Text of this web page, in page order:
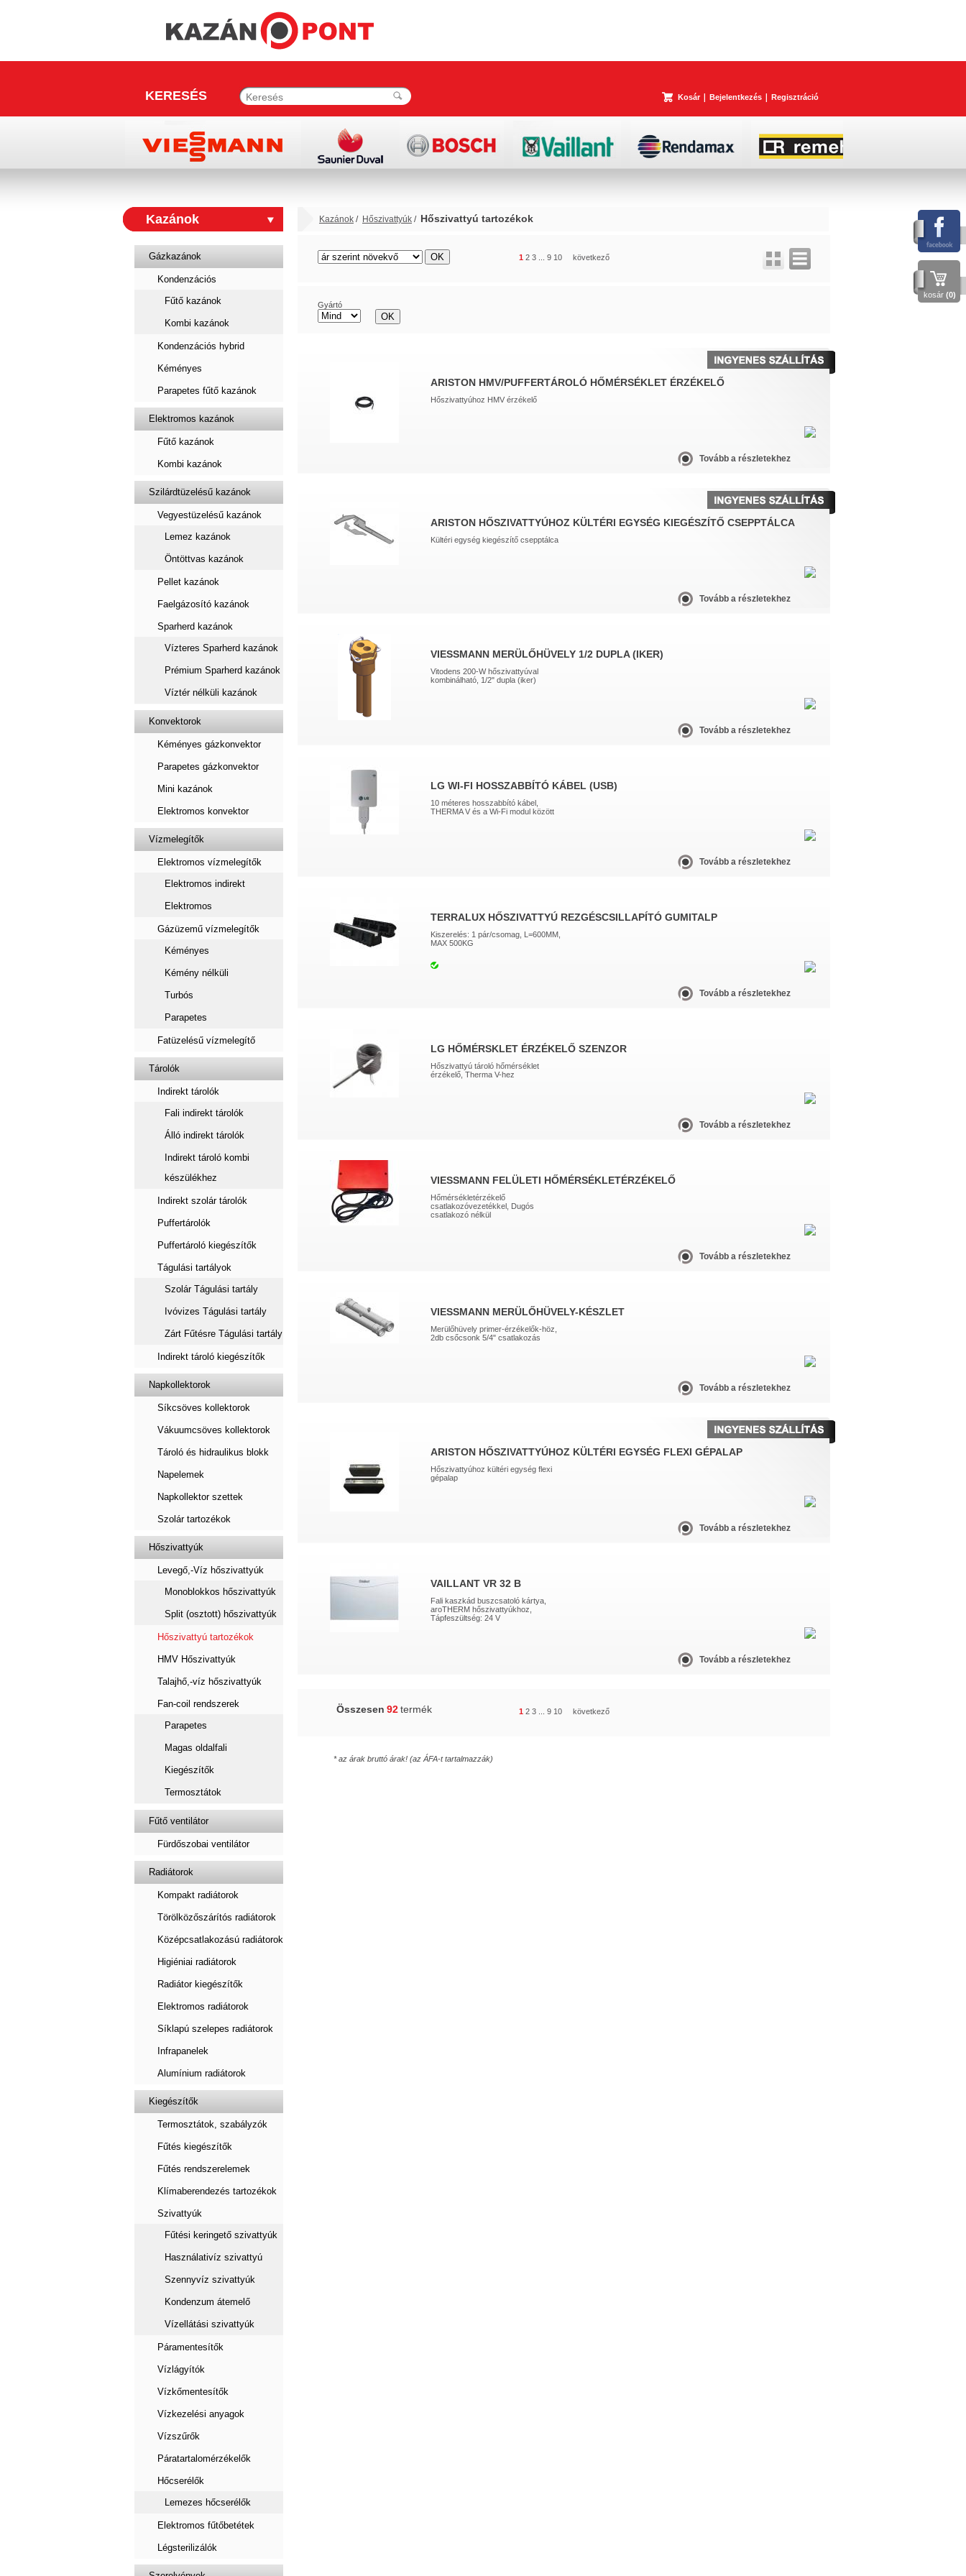
kosár (0)
KERESÉS Kosár Bejelentkezés Regisztráció
Kazánok
Gázkazánok
Kondenzációs
Fűtő kazánok
Kombi kazánok
Kondenzációs hybrid
Kéményes
Parapetes fűtő kazánok
Elektromos kazánok
Fűtő kazánok
Kombi kazánok
Szilárdtüzelésű kazánok
Vegyestüzelésű kazánok
Lemez kazánok
Öntöttvas kazánok
Pellet kazánok
Faelgázosító kazánok
Sparherd kazánok
Vízteres Sparherd kazánok
Prémium Sparherd kazánok
Víztér nélküli kazánok
Konvektorok
Kéményes gázkonvektor
Parapetes gázkonvektor
Mini kazánok
Elektromos konvektor
Vízmelegítők
Elektromos vízmelegítők
Elektromos indirekt
Elektromos
Gázüzemű vízmelegítők
Kéményes
Kémény nélküli
Turbós
Parapetes
Fatüzelésű vízmelegítő
Tárolók
Indirekt tárolók
Fali indirekt tárolók
Álló indirekt tárolók
Indirekt tároló kombi
készülékhez
Indirekt szolár tárolók
Puffertárolók
Puffertároló kiegészítők
Tágulási tartályok
Szolár Tágulási tartály
Ivóvizes Tágulási tartály
Zárt Fűtésre Tágulási tartály
Indirekt tároló kiegészítők
Napkollektorok
Síkcsöves kollektorok
Vákuumcsöves kollektorok
Tároló és hidraulikus blokk
Napelemek
Napkollektor szettek
Szolár tartozékok
Hőszivattyúk
Levegő,-Víz hőszivattyúk
Monoblokkos hőszivattyúk
Split (osztott) hőszivattyúk
Hőszivattyú tartozékok
HMV Hőszivattyúk
Talajhő,-víz hőszivattyúk
Fan-coil rendszerek
Parapetes
Magas oldalfali
Kiegészítők
Termosztátok
Fűtő ventilátor
Fürdőszobai ventilátor
Radiátorok
Kompakt radiátorok
Törölközőszárítós radiátorok
Középcsatlakozású radiátorok
Higiéniai radiátorok
Radiátor kiegészítők
Elektromos radiátorok
Síklapú szelepes radiátorok
Infrapanelek
Alumínium radiátorok
Kiegészítők
Termosztátok, szabályzók
Fűtés kiegészítők
Fűtés rendszerelemek
Klímaberendezés tartozékok
Szivattyúk
Fűtési keringető szivattyúk
Használativíz szivattyú
Szennyvíz szivattyúk
Kondenzum átemelő
Vízellátási szivattyúk
Páramentesítők
Vízlágyítók
Vízkőmentesítők
Vízkezelési anyagok
Vízszűrők
Páratartalomérzékelők
Hőcserélők
Lemezes hőcserélők
Elektromos fűtőbetétek
Légsterilizálók
Kazánok / Hőszivattyúk / Hőszivattyú tartozékok
rács lista
1 2 3 9 10 következő
Gyártó
ARISTON HMV/PUFFERTÁROLÓ HŐMÉRSÉKLET ÉRZÉKELŐ
Hőszivattyúhoz HMV érzékelő
Tovább a részletekhez
ARISTON HŐSZIVATTYÚHOZ KÜLTÉRI EGYSÉG KIEGÉSZÍTŐ CSEPPTÁLCA
Kültéri egység kiegészítő csepptálca
Tovább a részletekhez
VIESSMANN MERÜLŐHÜVELY 1/2 DUPLA (IKER)
Vitodens 200-W hőszivattyúval
kombinálható, 1/2" dupla (iker)
Tovább a részletekhez
LG WI-FI HOSSZABBÍTÓ KÁBEL (USB)
10 méteres hosszabbító kábel,
THERMA V és a Wi-Fi modul között
Tovább a részletekhez
TERRALUX HŐSZIVATTYÚ REZGÉSCSILLAPÍTÓ GUMITALP
Kiszerelés: 1 pár/csomag, L=600MM,
MAX 500KG
Tovább a részletekhez
LG HŐMÉRSKLET ÉRZÉKELŐ SZENZOR
Hőszivattyú tároló hőmérséklet
érzékelő, Therma V-hez
Tovább a részletekhez
VIESSMANN FELÜLETI HŐMÉRSÉKLETÉRZÉKELŐ
Hőmérsékletérzékelő
csatlakozóvezetékkel, Dugós
csatlakozó nélkül
Tovább a részletekhez
VIESSMANN MERÜLŐHÜVELY-KÉSZLET
Merülőhüvely primer-érzékelők-höz,
2db csőcsonk 5/4" csatlakozás
Tovább a részletekhez
ARISTON HŐSZIVATTYÚHOZ KÜLTÉRI EGYSÉG FLEXI GÉPALAP
Hőszivattyúhoz kültéri egység flexi
gépalap
Tovább a részletekhez
VAILLANT VR 32 B
Fali kaszkád buszcsatoló kártya,
aroTHERM hőszivattyúkhoz,
Tápfeszültség: 24 V
Tovább a részletekhez
Összesen 92 termék 1 2 3 9 10 következő
* az árak bruttó árak! (az ÁFA-t tartalmazzák)